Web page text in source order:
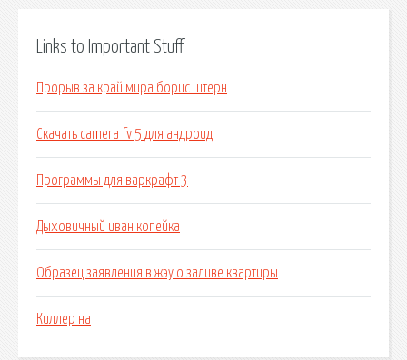
Links to Important Stuff
Прорыв за край мира борис штерн
Скачать camera fv 5 для андроид
Программы для варкрафт 3
Дыховичный иван копейка
Образец заявления в жэу о заливе квартиры
Киллер на